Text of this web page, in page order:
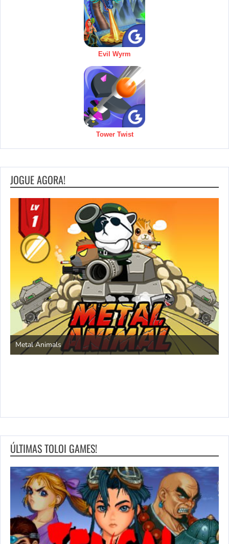
Evil Wyrm
Tower Twist
JOGUE AGORA!
Metal Animals
ÚLTIMAS TOLOI GAMES!